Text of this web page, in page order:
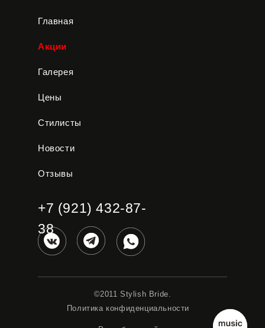
Галерея
Стилисты
©2011 Stylish Bride.
Политика конфиденциальности
Цены
Отзывы
+7 (921) 432-87-
38
Новости
Главная
Акции